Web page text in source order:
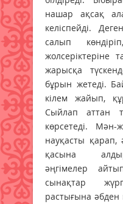
нашар ақсақ
келіспейді.
салып
жолсеріктеріне
жарысқа
бұрын жетеді.
кілем жайып,
Сыйлап аттан
көрсетеді.
науқасты қарап,
қасына
әңгімелер
сынақтар
растығына әбден